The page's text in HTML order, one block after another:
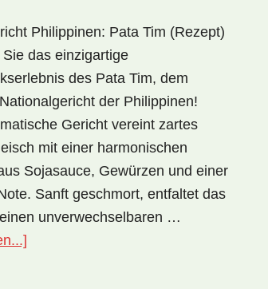
Philippinen: Pata Tim (Rezept)
das einzigartige
des Pata Tim, dem
der Philippinen!
Gericht vereint zartes
mit einer harmonischen
Sojasauce, Gewürzen und einer
Sanft geschmort, entfaltet das
unverwechselbaren …